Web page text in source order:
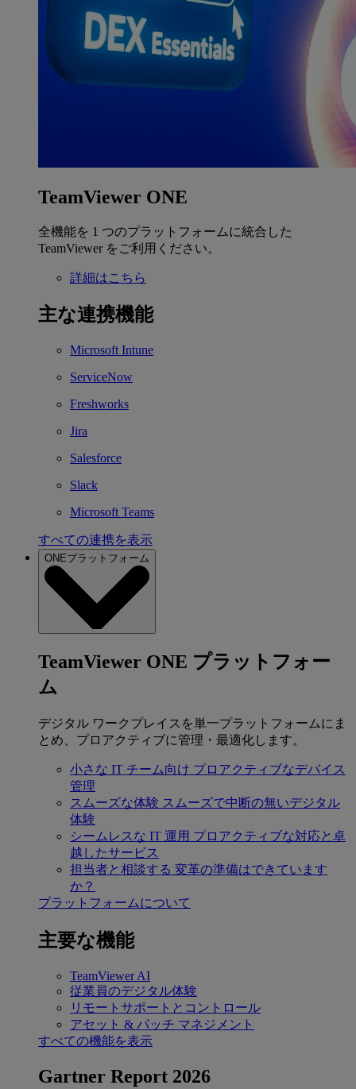
TeamViewer ONE
全機能を 1 つのプラットフォームに統合した
TeamViewer をご利用ください。
詳細はこちら
主な連携機能
Microsoft Intune
ServiceNow
Freshworks
Jira
Salesforce
Slack
Microsoft Teams
すべての連携を表示
ONEプラットフォーム
TeamViewer ONE プラットフォー
ム
デジタル ワークプレイスを単一プラットフォームにま
とめ、プロアクティブに管理・最適化します。
小さな IT チーム向け プロアクティブなデバイス
管理
スムーズな体験 スムーズで中断の無いデジタル
体験
シームレスな IT 運用 プロアクティブな対応と卓
越したサービス
担当者と相談する 変革の準備はできています
か？
プラットフォームについて
主要な機能
TeamViewer AI
従業員のデジタル体験
リモートサポートとコントロール
アセット & パッチ マネジメント
すべての機能を表示
Gartner Report 2026